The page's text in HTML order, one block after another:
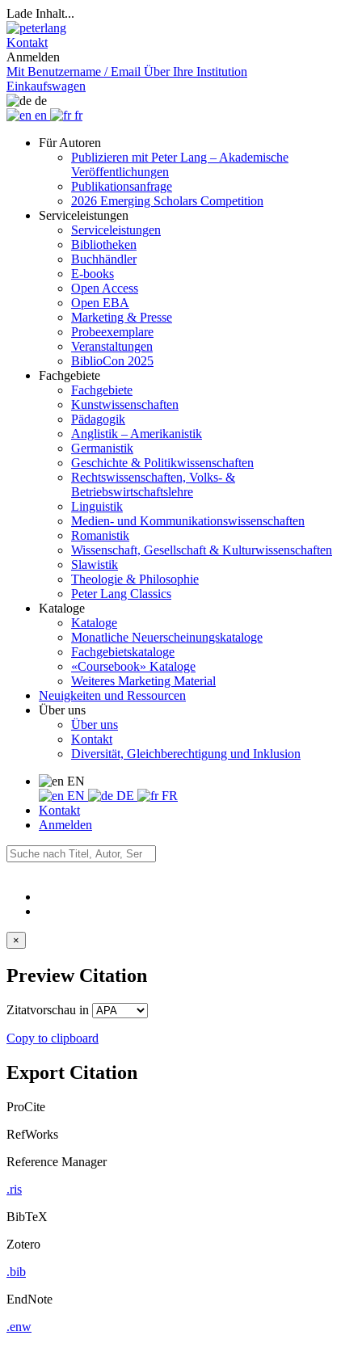
Lade Inhalt...
Kontakt
Anmelden
Mit Benutzername / Email Über Ihre Institution
Einkaufswagen
de
en
fr
Für Autoren
Publizieren mit Peter Lang – Akademische
Veröffentlichungen
Publikationsanfrage
2026 Emerging Scholars Competition
Serviceleistungen
Serviceleistungen
Bibliotheken
Buchhändler
E-books
Open Access
Open EBA
Marketing & Presse
Probeexemplare
Veranstaltungen
BiblioCon 2025
Fachgebiete
Fachgebiete
Kunstwissenschaften
Pädagogik
Anglistik – Amerikanistik
Germanistik
Geschichte & Politikwissenschaften
Rechtswissenschaften, Volks- &
Betriebswirtschaftslehre
Linguistik
Medien- und Kommunikationswissenschaften
Romanistik
Wissenschaft, Gesellschaft & Kulturwissenschaften
Slawistik
Theologie & Philosophie
Peter Lang Classics
Kataloge
Kataloge
Monatliche Neuerscheinungskataloge
Fachgebietskataloge
«Coursebook» Kataloge
Weiteres Marketing Material
Neuigkeiten und Ressourcen
Über uns
Über uns
Kontakt
Diversität, Gleichberechtigung und Inklusion
EN
EN
DE
FR
Kontakt
Anmelden
Export Citation